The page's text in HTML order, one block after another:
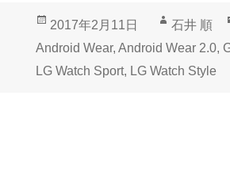
投
稿
日:
2017年2月11日
作
成
者
石井 順
Android Wear, Android Wear 2.0,
LG Watch Sport, LG Watch Style